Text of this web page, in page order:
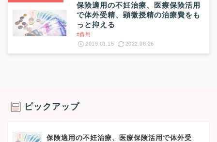
保険適用の不妊治療、医療保険活用
で体外受精、顕微授精の治療費をも
っと抑える
#費用
2019.01.15
2022.08.26
ピックアップ
保険適用の不妊治療、医療保険活用で体外受